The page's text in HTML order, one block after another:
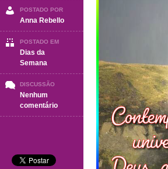
POSTADO POR
Anna Rebello
POSTADO EM
Dias da
Semana
DISCUSSÃO
Nenhum
comentárioem
BOA